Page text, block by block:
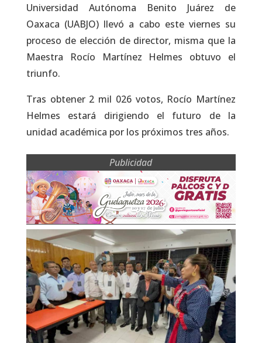
Universidad Autónoma Benito Juárez de
Oaxaca (UABJO) llevó a cabo este viernes su
proceso de elección de director, misma que la
Maestra Rocío Martínez Helmes obtuvo el
triunfo.
Tras obtener 2 mil 026 votos, Rocío Martínez
Helmes estará dirigiendo el futuro de la
unidad académica por los próximos tres años.
Publicidad